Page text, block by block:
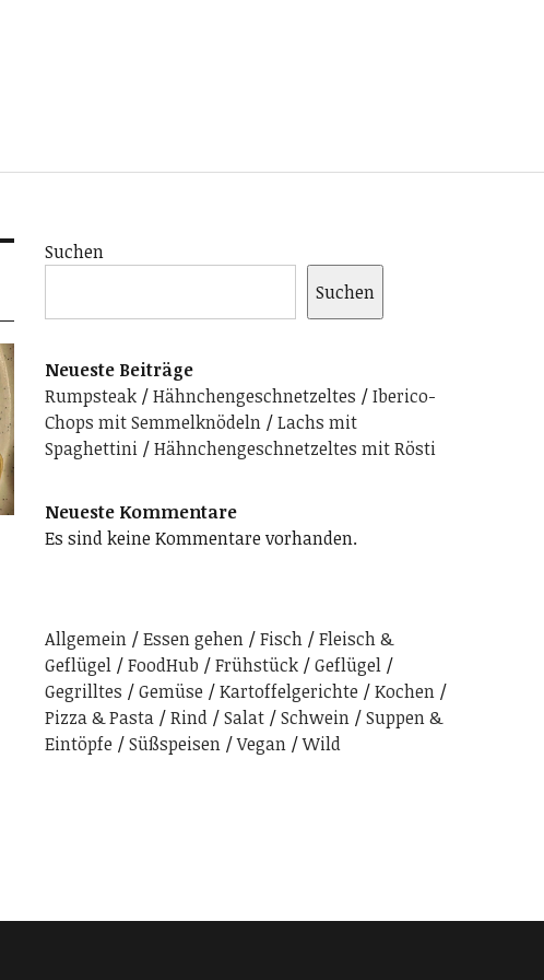
Suchen
Suchen
Neueste Beiträge
Rumpsteak
Hähnchengeschnetzeltes
Iberico-
Chops mit Semmelknödeln
Lachs mit
Spaghettini
Hähnchengeschnetzeltes mit Rösti
Neueste Kommentare
Es sind keine Kommentare vorhanden.
Allgemein Essen gehen Fisch
Fleisch &
Geflügel
FoodHub Frühstück
Geflügel
Gegrilltes
Gemüse Kartoffelgerichte
Kochen
Pizza & Pasta
Rind Salat Schwein
Suppen &
Eintöpfe
Süßspeisen Vegan Wild